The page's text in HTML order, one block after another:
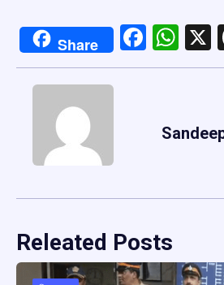
Share
Releated Posts